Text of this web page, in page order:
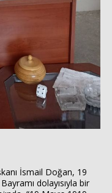
İsmail Doğan, 19
dolayısıyla bir